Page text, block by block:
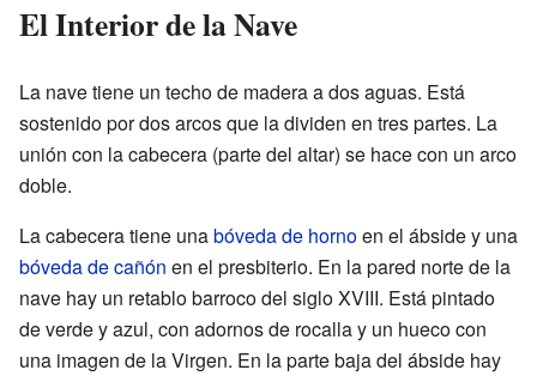
El Interior de la Nave
La nave tiene un techo de madera a dos aguas. Está
sostenido por dos arcos que la dividen en tres partes. La
unión con la cabecera (parte del altar) se hace con un arco
doble.
La cabecera tiene unabóveda de hornoen el ábside y una
bóveda de cañón en el presbiterio. En la pared norte de la
nave hay un retablo barroco del siglo XVIII. Está pintado
de verde y azul, con adornos de rocalla y un hueco con
una imagen de la Virgen. En la parte baja del ábside hay